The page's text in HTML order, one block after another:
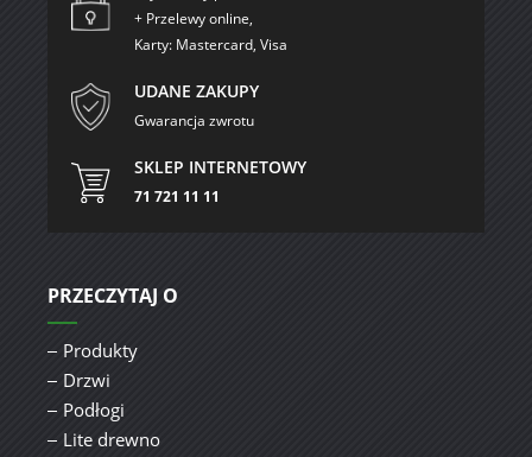
+ Przelewy online,
Karty: Mastercard, Visa
UDANE ZAKUPY
Gwarancja zwrotu
SKLEP INTERNETOWY
71 721 11 11
PRZECZYTAJ O
Produkty
Drzwi
Podłogi
Lite drewno